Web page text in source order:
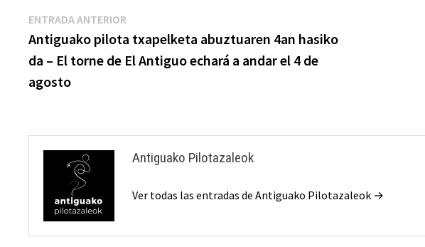
Navegación
de
entradas
ENTRADA ANTERIOR
anterior:
Antiguako pilota txapelketa abuztuaren 4an hasiko
da – El torne de El Antiguo echará a andar el 4 de
agosto
Antiguako Pilotazaleok
Ver todas las entradas de Antiguako Pilotazaleok →